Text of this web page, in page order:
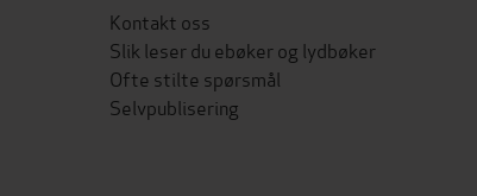
Kontakt oss
Slik leser du ebøker og lydbøker
Ofte stilte spørsmål
Selvpublisering